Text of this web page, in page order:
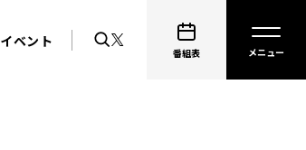
イベント
番組表